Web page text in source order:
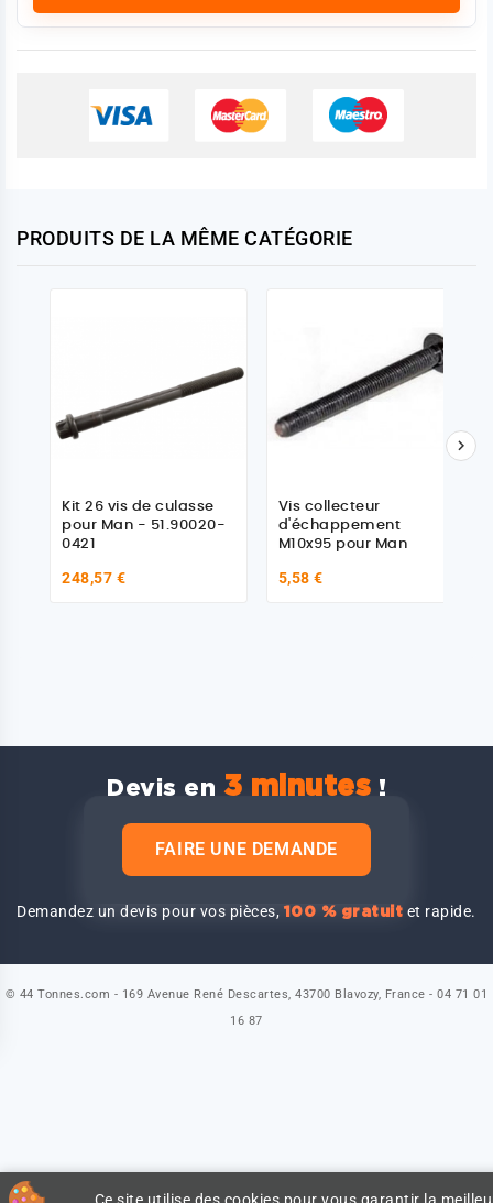
PRODUITS DE LA MÊME CATÉGORIE
Kit 26 vis de culasse
pour Man - 51.90020-
0421
248,57 €
Vis collecteur
d'échappement
M10x95 pour Man
5,58 €

Devis en 3 minutes !
FAIRE UNE DEMANDE
Demandez un devis pour vos pièces,100 % gratuit et rapide.
© 44 Tonnes.com - 169 Avenue René Descartes, 43700 Blavozy, France - 04 71 01
16 87